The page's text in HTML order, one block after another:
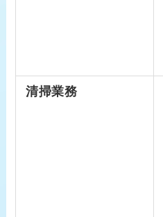
清掃業務